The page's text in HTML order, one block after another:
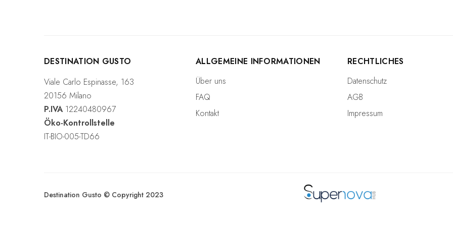
DESTINATION GUSTO
Viale Carlo Espinasse, 163
20156 Milano
P.IVA12240480967
Öko-Kontrollstelle
IT-BIO-005-TD66
ALLGEMEINE INFORMATIONEN
Über uns
FAQ
Kontakt
RECHTLICHES
Datenschutz
AGB
Impressum
Destination Gusto © Copyright 2023